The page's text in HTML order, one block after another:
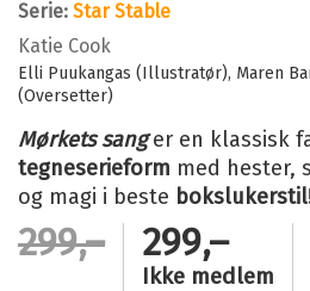
Serie: Star Stable
Katie Cook
Elli Puukangas (Illustratør) Maren
(Oversetter)
Mørkets sang er en klassisk
tegneserieform med hester,
og magi i beste bokslukerstil
299,– 299,–
Ikke medlem